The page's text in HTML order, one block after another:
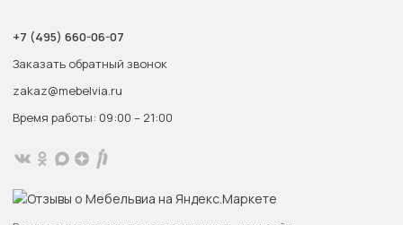
+7 (495) 660-06-07
Заказать обратный звонок
zakaz@mebelvia.ru
Время работы: 09:00 – 21:00